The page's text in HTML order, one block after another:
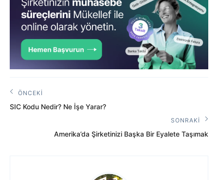
Yazı
gezinmesi
ÖNCEKI
Önceki
SIC Kodu Nedir? Ne İşe Yarar?
SONRAKI
Sonraki
Amerika’da Şirketinizi Başka Bir Eyalete Taşımak